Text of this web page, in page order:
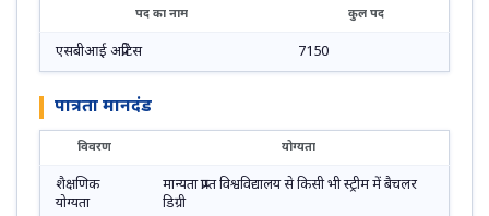
पद का नाम कुल पद
एसबीआई अप्रेंटिस 7150
पात्रता मानदंड
विवरण योग्यता
शैक्षणिक
योग्यता
मान्यता प्राप्त विश्वविद्यालय से किसी भी स्ट्रीम में बैचलर
डिग्री